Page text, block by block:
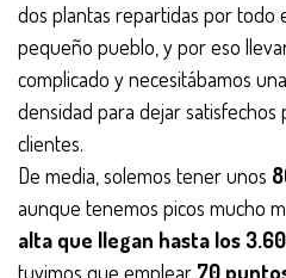
dos plantas repartidas por todo
pequeño pueblo, y por eso
complicado y necesitábamos
densidad para dejar satisfechos
clientes.
De media, solemos tener unos
aunque tenemos picos mucho
alta que llegan hasta los
tuvimos que emplear 70